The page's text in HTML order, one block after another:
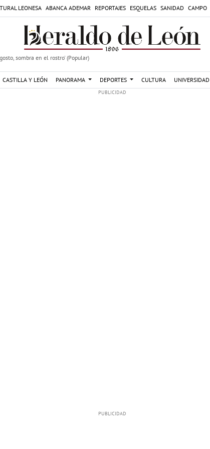
LEONESA ABANCA ADEMAR REPORTAJES ESQUELAS SANIDAD CAMPO
sombra en el rostro' (Popular)
CASTILLA Y LEÓN PANORAMA DEPORTES CULTURA UNIVERSIDAD